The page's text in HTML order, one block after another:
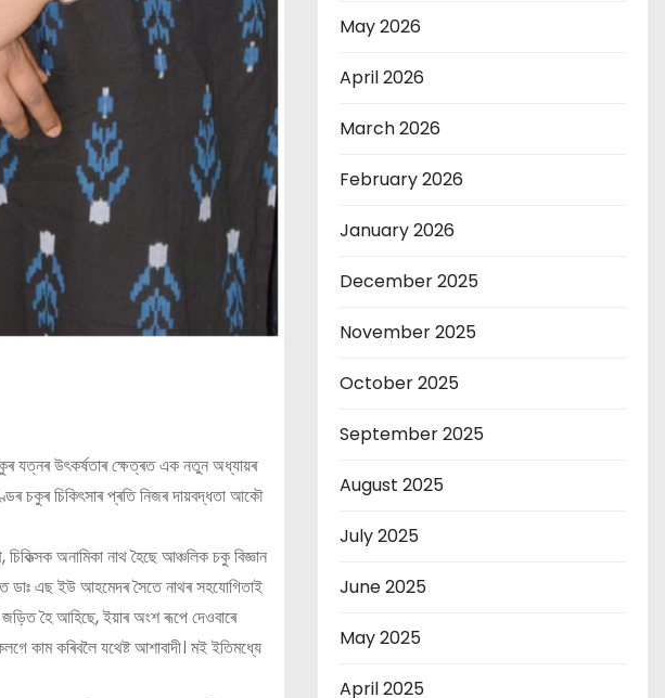
চকুৰ যত্নৰ উৎকৰ্ষতাৰ ক্ষেত্ৰত এক নতুন অধ্যায়ৰ
চকুৰ চিকিৎসাৰ প্ৰতি নিজৰ দায়বদ্ধতা আকৌ
অনামিকা নাথ হৈছে আঞ্চলিক চকু বিজ্ঞান
ডাঃ এছ ইউ আহমেদৰ সৈতে নাথৰ সহযোগিতাই
জড়িত হৈ আহিছে, ইয়াৰ অংশ ৰূপে দেওবাৰে
কাম কৰিবলৈ যথেষ্ট আশাবাদী। মই ইতিমধ্যে
May 2026
April 2026
March 2026
February 2026
January 2026
December 2025
November 2025
October 2025
September 2025
August 2025
July 2025
June 2025
May 2025
April 2025